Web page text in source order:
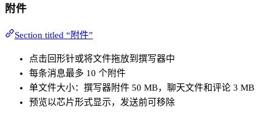
附件
Section titled “附件”
点击回形针或将文件拖放到撰写器中
每条消息最多 10 个附件
单文件大小：撰写器附件 50 MB，聊天文件和评论 3 MB
预览以芯片形式显示，发送前可移除